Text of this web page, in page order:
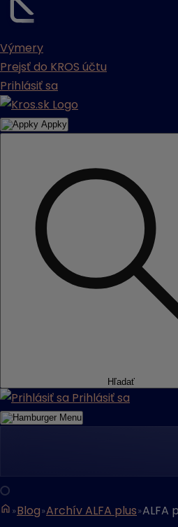
Výmery
Prejsť do KROS účtu
Prihlásiť sa
Appky
Hľadať
Prihlásiť sa
Menu
Blog Archív ALFA plus ALFA